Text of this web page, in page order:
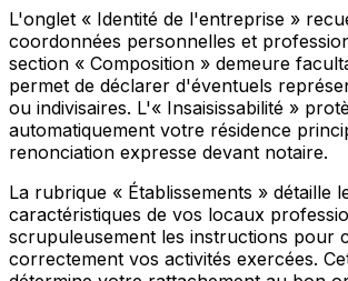
L'onglet « Identité de l'entreprise »
coordonnées personnelles et
section « Composition » demeure
permet de déclarer d'éventuels
ou indivisaires. L'« Insaisissabilité »
automatiquement votre résidence
renonciation expresse devant notaire.
La rubrique « Établissements » détaille
caractéristiques de vos locaux
scrupuleusement les instructions pour
correctement vos activités exercées.